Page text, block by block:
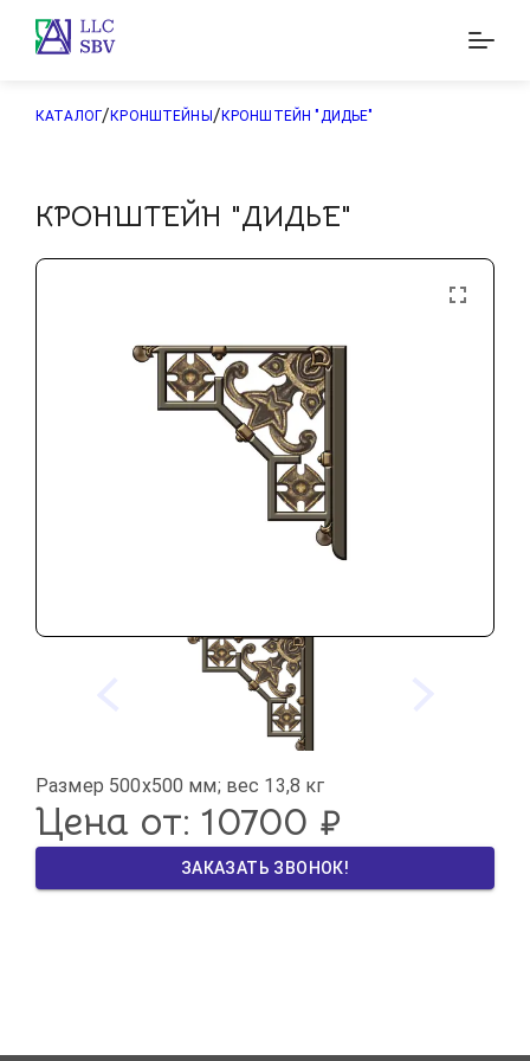
КАТАЛОГ/КРОНШТЕЙНЫ / КРОНШТЕЙН "ДИДЬЕ"
КРОНШТЕЙН "ДИДЬЕ"
Размер 500х500 мм; вес 13,8 кг
Цена от: 10700 ₽
ЗАКАЗАТЬ ЗВОНОК!